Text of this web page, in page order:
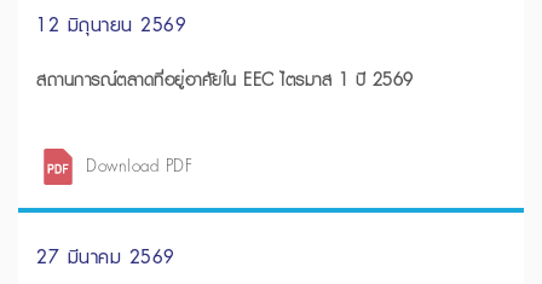
12 มิถุนายน 2569
สถานการณ์ตลาดที่อยู่อาศัยใน EEC ไตรมาส 1 ปี 2569
Download PDF
27 มีนาคม 2569